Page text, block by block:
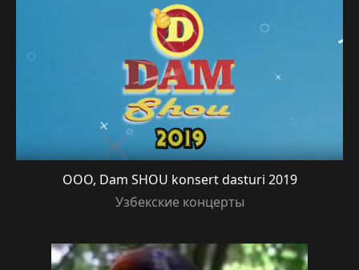
OOO, Dam SHOU konsert dasturi 2019
Узбекские концерты